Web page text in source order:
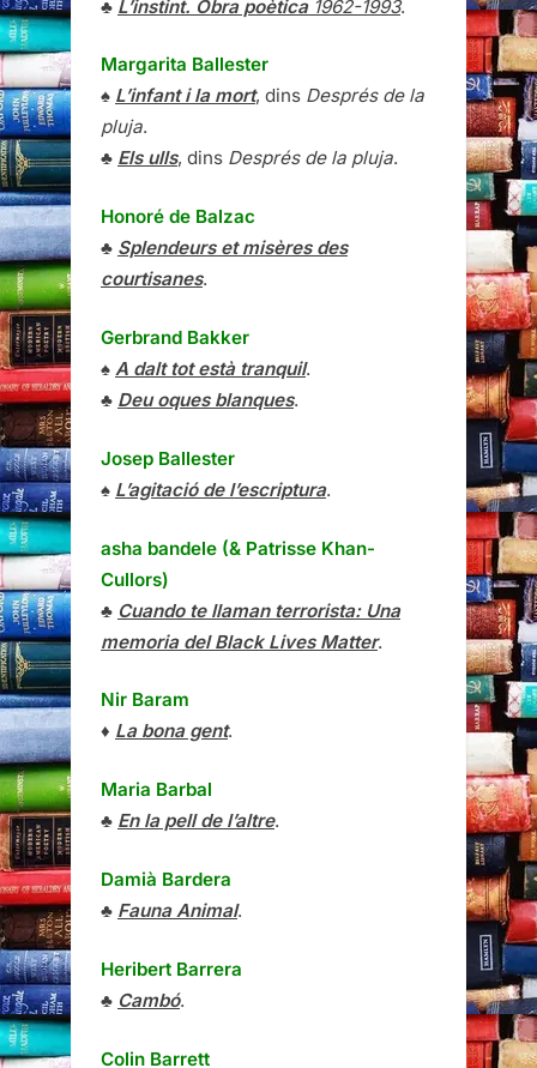
♣ L’instint. Obra poètica1962-1993.
Margarita Ballester
♠ L’infant i la mort, dins Després de la
pluja.
♣ Els ulls, dins Després de la pluja.
Honoré de Balzac
♣ Splendeurs et misères des
courtisanes.
Gerbrand Bakker
♠ A dalt tot està tranquil.
♣ Deu oques blanques.
Josep Ballester
♠ L’agitació de l’escriptura.
asha bandele (& Patrisse Khan-
Cullors)
♣ Cuando te llaman terrorista: Una
memoria del Black Lives Matter.
Nir Baram
♦ La bona gent.
Maria Barbal
♣ En la pell de l’altre.
Damià Bardera
♣ Fauna Animal.
Heribert Barrera
♣ Cambó.
Colin Barrett